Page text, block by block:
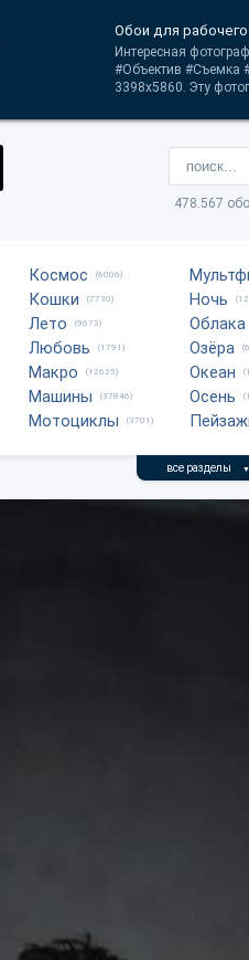
Обои для
Интересная
#Объектив #Съемка
3398x5860. Эту
478.567
Космос (6006)
Кошки (7730)
Лето (9673)
Любовь (1791)
Макро (12625)
Машины (37846)
Мотоциклы (3701)
Ночь
Облака
Озёра
Океан
Осень
все разделы ▼